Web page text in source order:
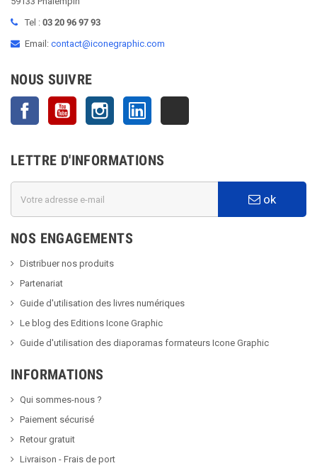
Tel : 03 20 96 97 93
Email: contact@iconegraphic.com
NOUS SUIVRE
Facebook YouTube Instagram
LETTRE D'INFORMATIONS
ok
NOS ENGAGEMENTS
Distribuer nos produits
Partenariat
Guide d'utilisation des livres numériques
Le blog des Editions Icone Graphic
Guide d'utilisation des diaporamas formateurs Icone Graphic
INFORMATIONS
Qui sommes-nous ?
Paiement sécurisé
Retour gratuit
Livraison - Frais de port